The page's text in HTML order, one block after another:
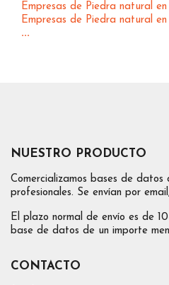
Empresas de Piedra natural
Empresas de Piedra natural
...
NUESTRO PRODUCTO
Comercializamos bases de datos
profesionales. Se envían por
El plazo normal de envío es de
base de datos de un importe
CONTACTO